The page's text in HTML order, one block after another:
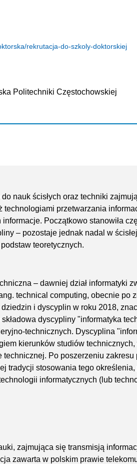
rekrutacja-do-szkoly-doktorskiej
Politechniki Częstochowskiej
nauk ścisłych oraz techniki
technologiami przetwarzania
Początkowo stanowiła
– pozostaje jednak nadal w
teoretycznych.
– dawniej dział informatyki
technical computing, obecnie po
i dyscyplin w roku 2018,
dyscypliny "informatyka
technicznych. Dyscyplina
kierunków studiów technicznych,
technicznej. Po poszerzeniu
tradycji stosowania tego określenia,
informatycznych (lub
zajmująca się transmisją
zawarta w polskim prawie